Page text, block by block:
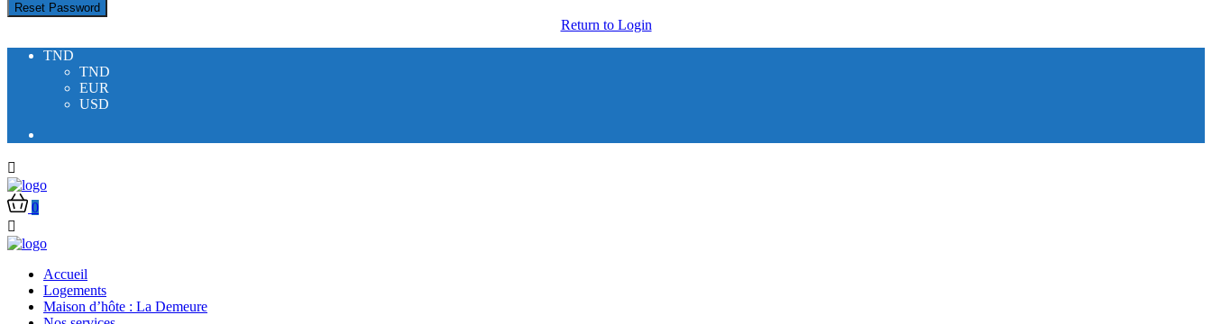
Reset Password
Return to Login
TND
TND
EUR
USD
0
Accueil
Logements
Maison d’hôte : La Demeure